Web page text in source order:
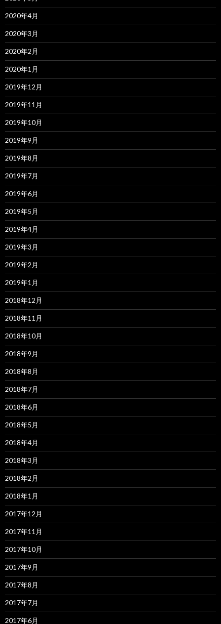
2020年4月
2020年3月
2020年2月
2020年1月
2019年12月
2019年11月
2019年10月
2019年9月
2019年8月
2019年7月
2019年6月
2019年5月
2019年4月
2019年3月
2019年2月
2019年1月
2018年12月
2018年11月
2018年10月
2018年9月
2018年8月
2018年7月
2018年6月
2018年5月
2018年4月
2018年3月
2018年2月
2018年1月
2017年12月
2017年11月
2017年10月
2017年9月
2017年8月
2017年7月
2017年6月